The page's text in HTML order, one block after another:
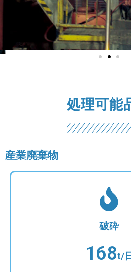
廃トナーやさまざまな粉状の廃棄
爆発の危険のある粉体廃棄物を安
処理可能
産業廃棄物
破砕
168t/日